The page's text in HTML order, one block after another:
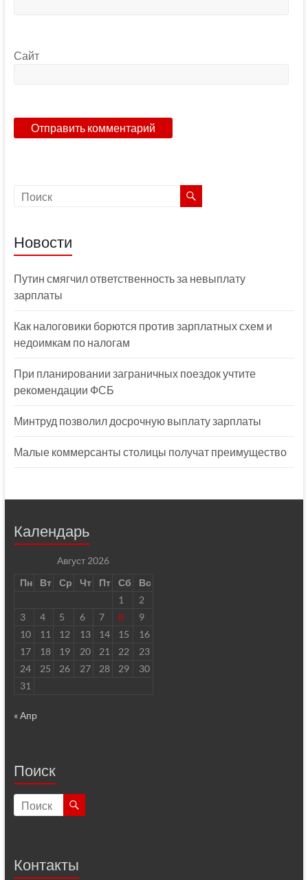
Сайт
Новости
Путин смягчил ответственность за невыплату
зарплаты
Как налоговики борются против зарплатных схем и
недоимкам по налогам
При планировании заграничных поездок учтите
рекомендации ФСБ
Минтруд позволил досрочную выплату зарплаты
Малые коммерсанты столицы получат преимущество
Календарь
Август 2026
Пн
Вт Ср Чт Пт Сб
Вс
1
2
3
4 5 6 7 8
9
10
11 12 13 14 15
16
17
18 19 20 21 22
23
24
25 26 27 28 29
30
31
« Апр
Поиск
Контакты